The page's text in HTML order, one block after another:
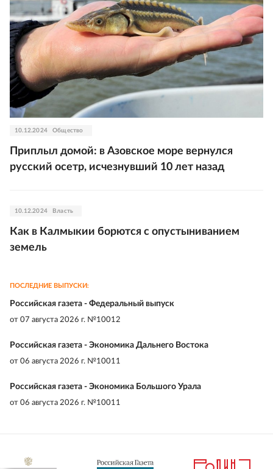
10.12.2024 Общество
Приплыл домой: в Азовское море вернулся
русский осетр, исчезнувший 10 лет назад
10.12.2024 Власть
Как в Калмыкии борются с опустыниванием
земель
ПОСЛЕДНИЕ ВЫПУСКИ:
Российская газета - Федеральный выпуск
от 07 августа 2026 г. №10012
Российская газета - Экономика Дальнего Востока
от 06 августа 2026 г. №10011
Российская газета - Экономика Большого Урала
от 06 августа 2026 г. №10011